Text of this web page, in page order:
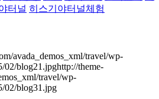
터널 히스기야터널체험
avada_demos_xml/travel/wp-
02/blog21.jpghttp://theme-
travel/wp-
02/blog31.jpg